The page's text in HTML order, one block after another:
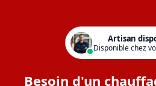
Artisan
Disponible chez
Besoin d'un